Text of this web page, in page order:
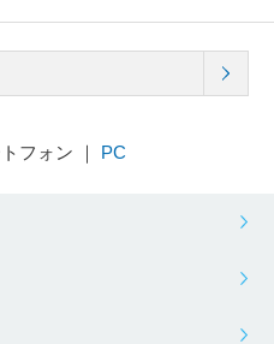
フォン ｜ PC